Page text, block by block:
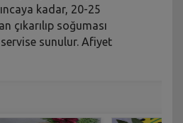
kadar, 20-25
çıkarılıp soğuması
sunulur. Afiyet